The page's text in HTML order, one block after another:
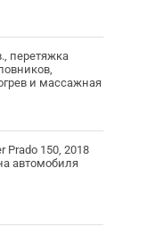
перетяжка
и массажная
Prado 150, 2018
автомобиля